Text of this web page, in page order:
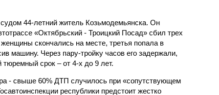
44-летний житель Козьмодемьянска. Он
«Октябрьский - Троицкий Посад» сбил трех
скончались на месте, третья попала в
машину. Через пару-тройку часов его задержали,
срок – от 4-х до 9 лет.
- свыше 60% ДТП случилось при «сопутствующем
республики предстоит жестко